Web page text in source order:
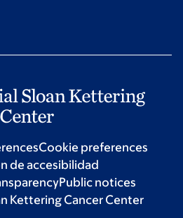
Cookie preferences
de accesibilidad
Public notices
Kettering Cancer Center